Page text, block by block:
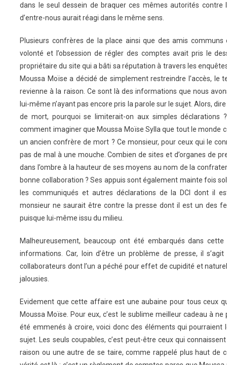
dans le seul dessein de braquer ces mêmes autorités contre
d’entre-nous aurait réagi dans le même sens.
Plusieurs confrères de la place ainsi que des amis
volonté et l’obsession de régler des comptes avait pris le
propriétaire du site qui a bâti sa réputation à travers les
Moussa Moïse a décidé de simplement restreindre l’accès, le
revienne à la raison. Ce sont là des informations que nous
lui-même n’ayant pas encore pris la parole sur le sujet. Alors,
de mort, pourquoi se limiterait-on aux simples déclarations
comment imaginer que Moussa Moïse Sylla que tout le monde
un ancien confrère de mort ? Ce monsieur, pour ceux qui le
pas de mal à une mouche. Combien de sites et d’organes de
dans l’ombre à la hauteur de ses moyens au nom de la
bonne collaboration ? Ses appuis sont également mainte fois
les communiqués et autres déclarations de la DCI dont il
monsieur ne saurait être contre la presse dont il est un des
puisque lui-même issu du milieu.
Malheureusement, beaucoup ont été embarqués dans
informations. Car, loin d’être un problème de presse, il
collaborateurs dont l’un a péché pour effet de cupidité et
jalousies.
Evidement que cette affaire est une aubaine pour tous ceux
Moussa Moïse. Pour eux, c’est le sublime meilleur cadeau à
été emmenés à croire, voici donc des éléments qui pourraient
sujet. Les seuls coupables, c’est peut-être ceux qui
raison ou une autre de se taire, comme rappelé plus haut de